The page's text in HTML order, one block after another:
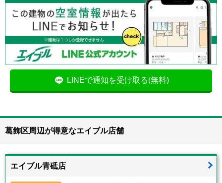
LINEで通知を受け取る(無料)
葛飾区周辺が得意なエイブル店舗
エイブル青砥店